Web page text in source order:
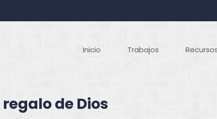
de Dios
Inicio Trabajos